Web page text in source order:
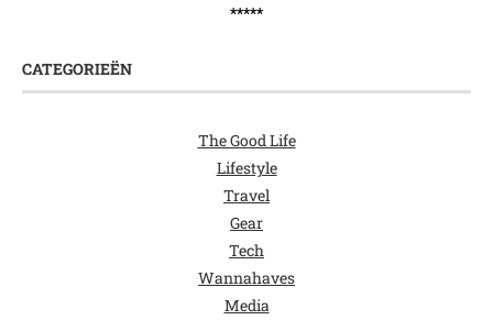
*****
CATEGORIEËN
The Good Life
Lifestyle
Travel
Gear
Tech
Wannahaves
Media